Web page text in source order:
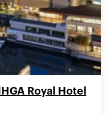
Royal Hotel